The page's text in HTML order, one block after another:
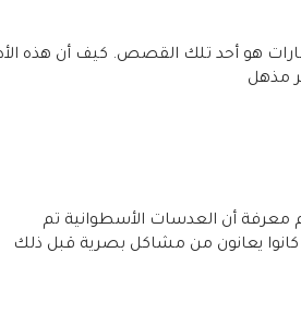
هو أحد تلك القصص. كيف أن هذه
مذهل
معرفة أن العدسات الأسطوانية تم
يعانون من مشاكل بصرية قبل ذلك